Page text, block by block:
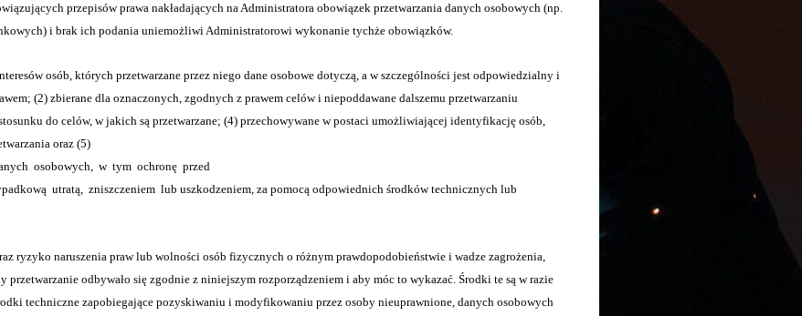
przepisów prawa nakładających na Administratora obowiązek przetwarzania danych osobowych (np.
i brak ich podania uniemożliwi Administratorowi wykonanie tychże obowiązków.
osób, których przetwarzane przez niego dane osobowe dotyczą, a w szczególności jest odpowiedzialny i
(2) zbierane dla oznaczonych, zgodnych z prawem celów i niepoddawane dalszemu przetwarzaniu
do celów, w jakich są przetwarzane; (4) przechowywane w postaci umożliwiającej identyfikację osób,
oraz (5)
osobowych, w tym ochronę przed
utratą, zniszczeniem lub uszkodzeniem, za pomocą odpowiednich środków technicznych lub
naruszenia praw lub wolności osób fizycznych o różnym prawdopodobieństwie i wadze zagrożenia,
odbywało się zgodnie z niniejszym rozporządzeniem i aby móc to wykazać. Środki te są w razie
techniczne zapobiegające pozyskiwaniu i modyfikowaniu przez osoby nieuprawnione, danych osobowych